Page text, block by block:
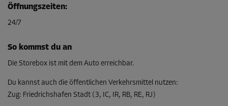
Fläche: 1,9 m²
Volumen: 4,2 m³
L:1,9m B:1m
Ab
Öffnungszeiten:
24/7
So kommst du an
Die Storebox ist mit dem Auto erreichbar.
Du kannst auch die öffentlichen Verkehrsmittel nutzen:
Zug: Friedrichshafen Stadt (3, IC, IR, RB, RE, RJ)